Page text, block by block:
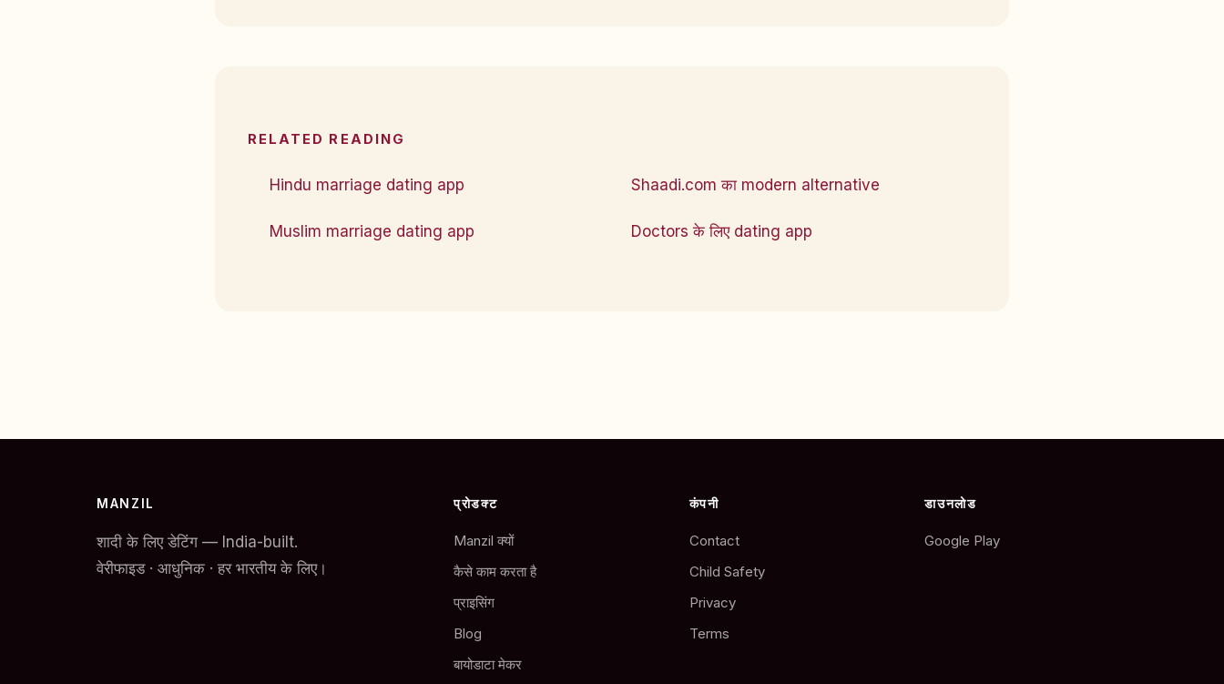
RELATED READING
Hindu marriage dating app
Muslim marriage dating app
Shaadi.com का modern alternative
Doctors के लिए dating app
MANZIL
शादी के लिए डेटिंग — India-built.
वेरीफाइड · आधुनिक · हर भारतीय के लिए।
प्रोडक्ट
Manzil क्यों
कैसे काम करता है
प्राइसिंग
Blog
बायोडाटा मेकर
कंपनी
Contact
Child Safety
Privacy
Terms
डाउनलोड
Google Play